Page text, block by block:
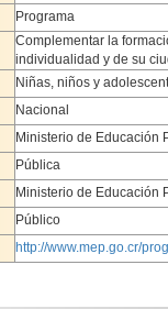
Programa
Complementar la
individualidad y de su
Niñas, niños y
Nacional
Ministerio de Educación
Pública
Ministerio de Educación
Público
http://www.mep.go.cr/